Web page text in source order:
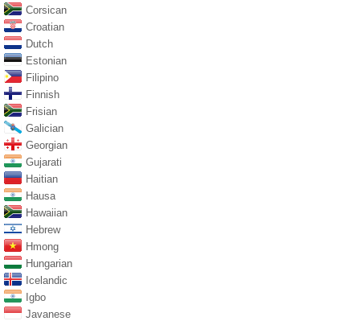
Corsican
Croatian
Dutch
Estonian
Filipino
Finnish
Frisian
Galician
Georgian
Gujarati
Haitian
Hausa
Hawaiian
Hebrew
Hmong
Hungarian
Icelandic
Igbo
Javanese